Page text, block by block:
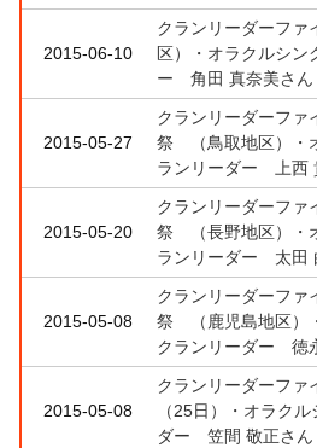
2015-06-10
クランリーダーファ
区）・オラクルシン
ー 角田 真奈美さん
2015-05-27
クランリーダーファ
祭 （鳥取地区）・
ランリーダー 上西
2015-05-20
クランリーダーファ
祭 （長野地区）・
ランリーダー 太田
2015-05-08
クランリーダーファ
祭 （鹿児島地区）
クランリーダー 徳
2015-05-08
クランリーダーフ
（25日）・オラク
ダー 笠間 敬正さん